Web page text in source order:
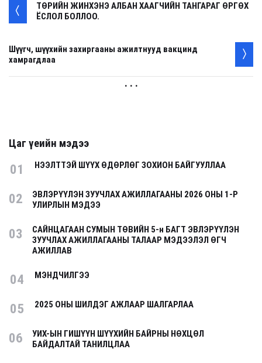
ТӨРИЙН ЖИНХЭНЭ АЛБАН ХААГЧИЙН ТАНГАРАГ ӨРГӨХ
ЁСЛОЛ БОЛЛОО.
Шүүгч, шүүхийн захиргааны ажилтнууд вакцинд
хамрагдлаа
. . .
Цаг үеийн мэдээ
01 НЭЭЛТТЭЙ ШҮҮХ ӨДӨРЛӨГ ЗОХИОН БАЙГУУЛЛАА
02
ЭВЛЭРҮҮЛЭН ЗУУЧЛАХ АЖИЛЛАГААНЫ 2026 ОНЫ 1-Р
УЛИРЛЫН МЭДЭЭ
03
САЙНЦАГААН СУМЫН ТӨВИЙН 5-н БАГТ ЭВЛЭРҮҮЛЭН
ЗУУЧЛАХ АЖИЛЛАГААНЫ ТАЛААР МЭДЭЭЛЭЛ ӨГЧ
АЖИЛЛАВ
04 МЭНДЧИЛГЭЭ
05 2025 ОНЫ ШИЛДЭГ АЖЛААР ШАЛГАРЛАА
06
УИХ-ЫН ГИШҮҮН ШҮҮХИЙН БАЙРНЫ НӨХЦӨЛ
БАЙДАЛТАЙ ТАНИЛЦЛАА